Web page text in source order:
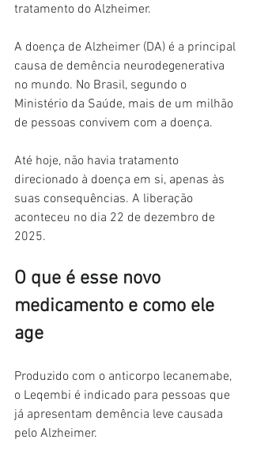
tratamento do Alzheimer.
A doença de Alzheimer (DA) é a principal
causa de demência neurodegenerativa
no mundo. No Brasil, segundo o
Ministério da Saúde, mais de um milhão
de pessoas convivem com a doença.
Até hoje, não havia tratamento
direcionado à doença em si, apenas às
suas consequências. A liberação
aconteceu no dia 22 de dezembro de
2025.
O que é esse novo
medicamento e como ele
age
Produzido com o anticorpo lecanemabe,
o Leqembi é indicado para pessoas que
já apresentam demência leve causada
pelo Alzheimer.